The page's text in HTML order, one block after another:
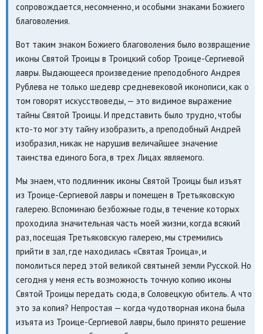
сопровождается, несомненно, и особыми знаками Божиего
благоволения.
Вот таким знаком Божиего благоволения было возвращение
иконы Святой Троицы в Троицкий собор Троице-Сергиевой
лавры. Выдающееся произведение преподобного Андрея
Рублева не только шедевр средневековой иконописи, как о
том говорят искусствоведы, — это видимое выражение
тайны Святой Троицы. И представить было трудно, чтобы
кто-то мог эту тайну изобразить, а преподобный Андрей
изобразил, никак не нарушив величайшее значение
таинства единого Бога, в трех Лицах являемого.
Мы знаем, что подлинник иконы Святой Троицы был изъят
из Троице-Сергиевой лавры и помещен в Третьяковскую
галерею. Вспоминаю безбожные годы, в течение которых
проходила значительная часть моей жизни, когда всякий
раз, посещая Третьяковскую галерею, мы стремились
прийти в зал, где находилась «Святая Троица», и
помолиться перед этой великой святыней земли Русской. Но
сегодня у меня есть возможность точную копию иконы
Святой Троицы передать сюда, в Соловецкую обитель. А что
это за копия? Непростая — когда чудотворная икона была
изъята из Троице-Сергиевой лавры, было принято решение